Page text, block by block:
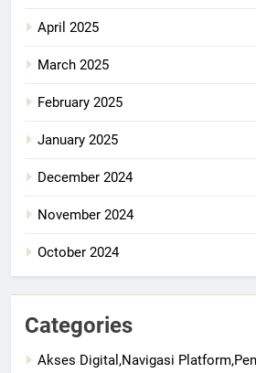
April 2025
March 2025
February 2025
January 2025
December 2024
November 2024
October 2024
Categories
Akses Digital,Navigasi